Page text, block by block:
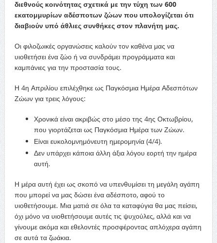
διεθνούς κοινότητας σχετικά με την τύχη των 600
εκατομμυρίων αδέσποτων ζώων που υπολογίζεται ότι
διαβιούν υπό άθλιες συνθήκες στον πλανήτη μας.
Οι φιλοζωικές οργανώσεις καλούν τον καθένα μας να
υιοθετήσει ένα ζώο ή να συνδράμει προγράμματα και
καμπάνιες για την προστασία τους.
Η 4η Απριλίου επιλέχθηκε ως Παγκόσμια Ημέρα Αδεσπότων
Ζώων για τρεις λόγους:
Χρονικά είναι ακριβώς στο μέσο της 4ης Οκτωβρίου,
που γιορτάζεται ως Παγκόσμια Ημέρα των Ζώων.
Είναι ευκολομνημόνευτη ημερομηνία (4/4).
Δεν υπάρχει κάποια άλλη άξια λόγου εορτή την ημέρα
αυτή.
Η μέρα αυτή έχει ως σκοπό να υπενθυμίσει τη μεγάλη αγάπη
που μπορεί να μας δώσει ένα αδέσποτο, αφού το
υιοθετήσουμε. Μια ματιά σε όλα τα καταφύγια θα μας πείσει,
όχι μόνο να υιοθετήσουμε αυτές τις ψυχούλες, αλλά και να
γίνουμε ακόμα και εθελοντές προσφέροντας απλόχερα αγάπη
σε αυτά τα ζωάκια.